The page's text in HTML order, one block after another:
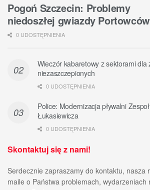
Pogoń Szczecin: Problemy
niedoszłej gwiazdy Portowców
0 UDOSTĘPNIENIA
Wieczór kabaretowy z sektorami dla
niezaszczepionych
0 UDOSTĘPNIENIA
Police: Modernizacja pływalni
Łukasiewicza
0 UDOSTĘPNIENIA
Skontaktuj się z nami!
Serdecznie zapraszamy do kontaktu, nasza
maile o Państwa problemach, wydarzeniach